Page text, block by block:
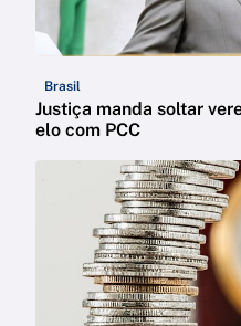
Brasil
Justiça manda soltar
elo com PCC